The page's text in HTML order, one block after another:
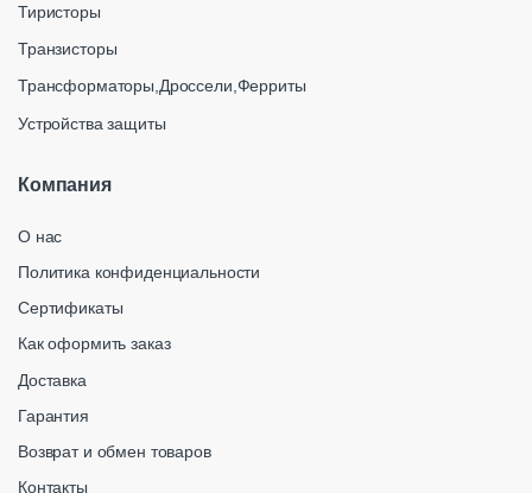
Тиристоры
Транзисторы
Трансформаторы,Дроссели,Ферриты
Устройства защиты
Компания
О нас
Политика конфиденциальности
Сертификаты
Как оформить заказ
Доставка
Гарантия
Возврат и обмен товаров
Контакты